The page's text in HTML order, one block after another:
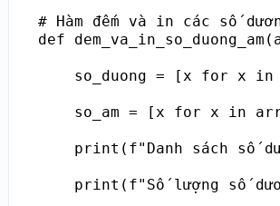
# Hàm đếm và in các số
def
so_duong = [x for x in
so_am = [x for x in
print(f"Danh sách số
print(f"Số lượng số